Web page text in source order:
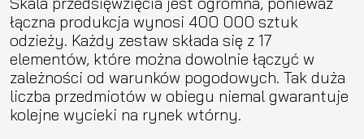
łączna produkcja wynosi 400 000 sztuk
odzieży. Każdy zestaw składa się z 17
elementów, które można dowolnie łączyć w
zależności od warunków pogodowych. Tak duża
liczba przedmiotów w obiegu niemal gwarantuje
kolejne wycieki na rynek wtórny.